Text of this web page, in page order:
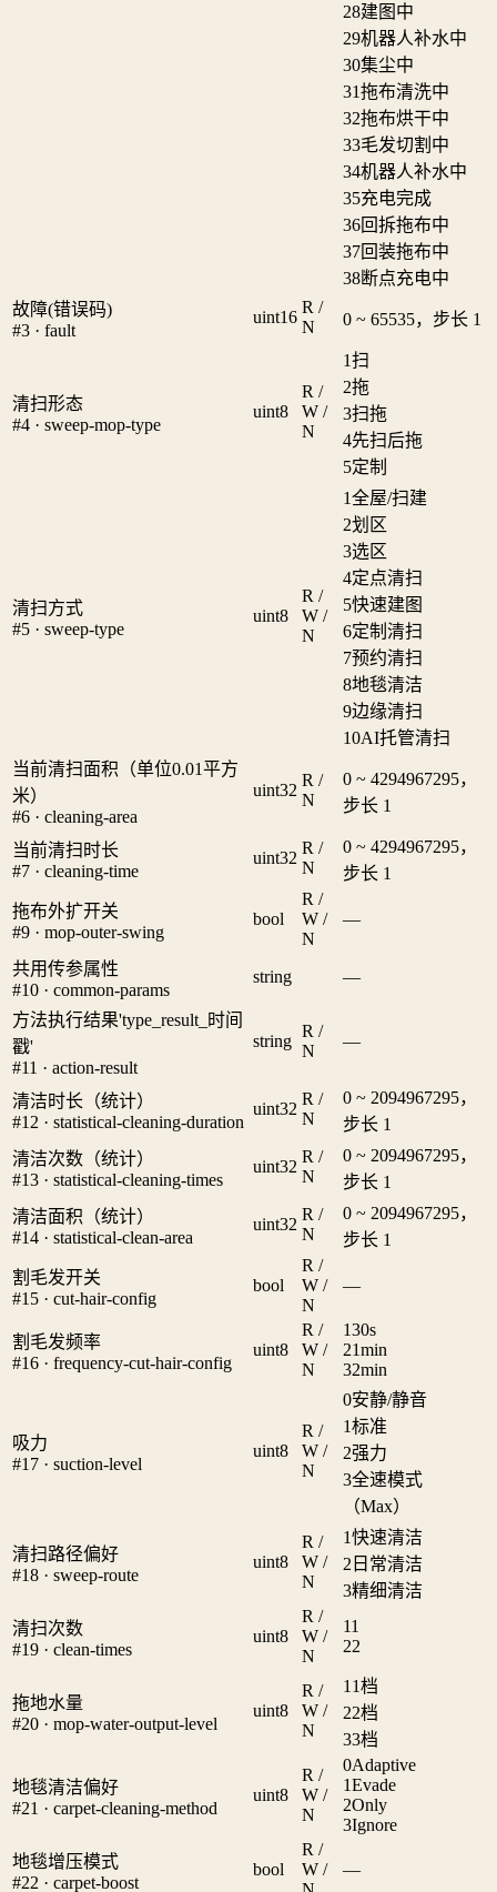
28建图中
29机器人补水中
30集尘中
31拖布清洗中
32拖布烘干中
33毛发切割中
34机器人补水中
35充电完成
36回拆拖布中
37回装拖布中
38断点充电中
故障(错误码)
#3 · fault
uint16
R /
N
0 ~ 65535，步长 1
清扫形态
#4 · sweep-mop-type
uint8
R /
W /
N
1扫
2拖
3扫拖
4先扫后拖
5定制
清扫方式
#5 · sweep-type
uint8
R /
W /
N
1全屋/扫建
2划区
3选区
4定点清扫
5快速建图
6定制清扫
7预约清扫
8地毯清洁
9边缘清扫
10AI托管清扫
当前清扫面积（单位0.01平方
米）
#6 · cleaning-area
uint32
R /
N
0 ~ 4294967295，
步长 1
当前清扫时长
#7 · cleaning-time
uint32
R /
N
0 ~ 4294967295，
步长 1
拖布外扩开关
#9 · mop-outer-swing
bool
R /
W /
N
—
共用传参属性
#10 · common-params
string —
方法执行结果'type_result_时间
戳'
#11 · action-result
string
R /
N
—
清洁时长（统计）
#12 · statistical-cleaning-duration
uint32
R /
N
0 ~ 2094967295，
步长 1
清洁次数（统计）
#13 · statistical-cleaning-times
uint32
R /
N
0 ~ 2094967295，
步长 1
清洁面积（统计）
#14 · statistical-clean-area
uint32
R /
N
0 ~ 2094967295，
步长 1
割毛发开关
#15 · cut-hair-config
bool
R /
W /
N
—
割毛发频率
#16 · frequency-cut-hair-config
uint8
R /
W /
N
130s
21min
32min
吸力
#17 · suction-level
uint8
R /
W /
N
0安静/静音
1标准
2强力
3全速模式
（Max）
清扫路径偏好
#18 · sweep-route
uint8
R /
W /
N
1快速清洁
2 日常清洁
3精细清洁
清扫次数
#19 · clean-times
uint8
R /
W /
N
11
22
拖地水量
#20 · mop-water-output-level
uint8
R /
W /
N
1 1档
22档
33档
地毯清洁偏好
#21 · carpet-cleaning-method
uint8
R /
W /
N
0Adaptive
1Evade
2Only
3Ignore
地毯增压模式
#22 · carpet-boost
bool
R /
W /
—